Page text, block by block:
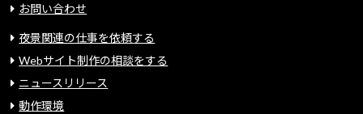
お問い合わせ
夜景関連の仕事を依頼する
Webサイト制作の相談をする
ニュースリリース
動作環境